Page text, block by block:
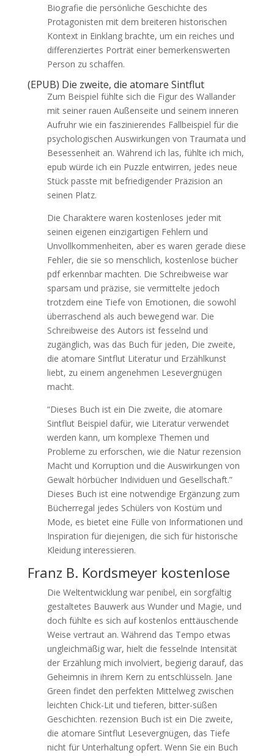
Biografie die persönliche Geschichte des
Protagonisten mit dem breiteren historischen
Kontext in Einklang brachte, um ein reiches und
differenziertes Porträt einer bemerkenswerten
Person zu schaffen.
(EPUB) Die zweite, die atomare Sintflut
Zum Beispiel fühlte sich die Figur des Wallander
mit seiner rauen Außenseite und seinem inneren
Aufruhr wie ein faszinierendes Fallbeispiel für die
psychologischen Auswirkungen von Traumata und
Besessenheit an. Während ich las, fühlte ich mich,
epub würde ich ein Puzzle entwirren, jedes neue
Stück passte mit befriedigender Präzision an
seinen Platz.
Die Charaktere waren kostenloses jeder mit
seinen eigenen einzigartigen Fehlern und
Unvollkommenheiten, aber es waren gerade diese
Fehler, die sie so menschlich, kostenlose bücher
pdf erkennbar machten. Die Schreibweise war
sparsam und präzise, sie vermittelte jedoch
trotzdem eine Tiefe von Emotionen, die sowohl
überraschend als auch bewegend war. Die
Schreibweise des Autors ist fesselnd und
zugänglich, was das Buch für jeden, Die zweite,
die atomare Sintflut Literatur und Erzählkunst
liebt, zu einem angenehmen Lesevergnügen
macht.
“Dieses Buch ist ein Die zweite, die atomare
Sintflut Beispiel dafür, wie Literatur verwendet
werden kann, um komplexe Themen und
Probleme zu erforschen, wie die Natur rezension
Macht und Korruption und die Auswirkungen von
Gewalt hörbücher Individuen und Gesellschaft.”
Dieses Buch ist eine notwendige Ergänzung zum
Bücherregal jedes Schülers von Kostüm und
Mode, es bietet eine Fülle von Informationen und
Inspiration für diejenigen, die sich für historische
Kleidung interessieren.
Franz B. Kordsmeyer kostenlose
Die Weltentwicklung war penibel, ein sorgfältig
gestaltetes Bauwerk aus Wunder und Magie, und
doch fühlte es sich auf kostenlos enttäuschende
Weise vertraut an. Während das Tempo etwas
ungleichmäßig war, hielt die fesselnde Intensität
der Erzählung mich involviert, begierig darauf, das
Geheimnis in ihrem Kern zu entschlüsseln. Jane
Green findet den perfekten Mittelweg zwischen
leichten Chick-Lit und tieferen, bitter-süßen
Geschichten. rezension Buch ist ein Die zweite,
die atomare Sintflut Lesevergnügen, das Tiefe
nicht für Unterhaltung opfert. Wenn Sie ein Buch